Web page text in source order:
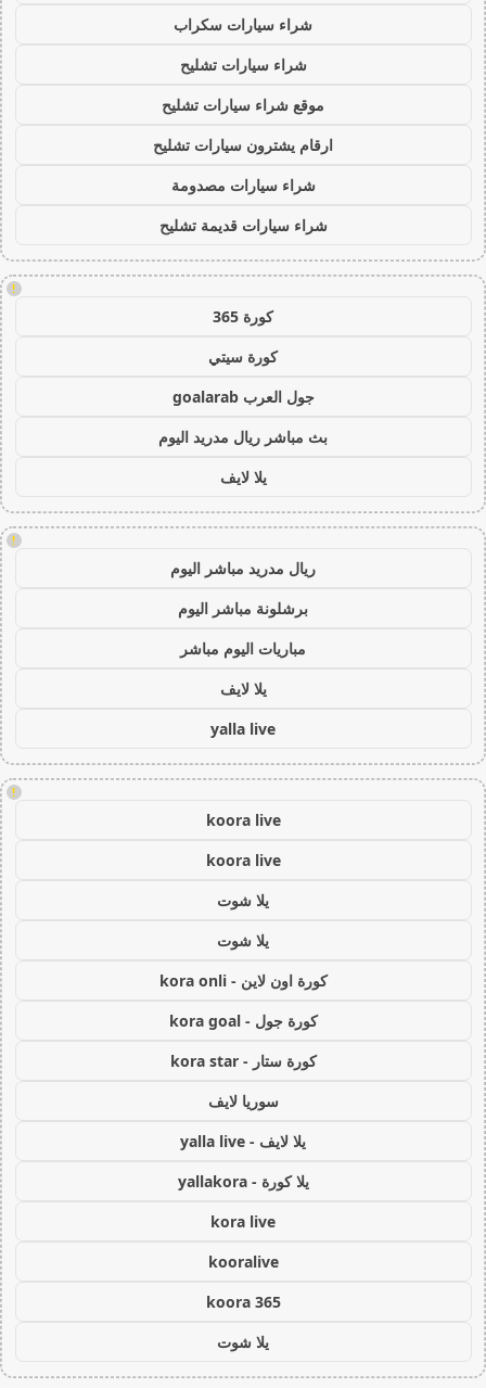
شراء سيارات سكراب
شراء سيارات تشليح
موقع شراء سيارات تشليح
ارقام يشترون سيارات تشليح
شراء سيارات مصدومة
شراء سيارات قديمة تشليح
!
كورة 365
كورة سيتي
جول العرب goalarab
بث مباشر ريال مدريد اليوم
يلا لايف
!
ريال مدريد مباشر اليوم
برشلونة مباشر اليوم
مباريات اليوم مباشر
يلا لايف
yalla live
!
koora live
koora live
يلا شوت
يلا شوت
كورة اون لاين - kora onli
كورة جول - kora goal
كورة ستار - kora star
سوريا لايف
يلا لايف - yalla live
يلا كورة - yallakora
kora live
kooralive
koora 365
يلا شوت